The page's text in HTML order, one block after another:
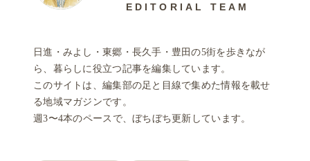
EDITORIAL TEAM
日進・みよし・東郷・長久手・豊田の5街を歩きなが
ら、暮らしに役立つ記事を編集しています。
このサイトは、編集部の足と目線で集めた情報を載せ
る地域マガジンです。
週3〜4本のペースで、ぼちぼち更新しています。